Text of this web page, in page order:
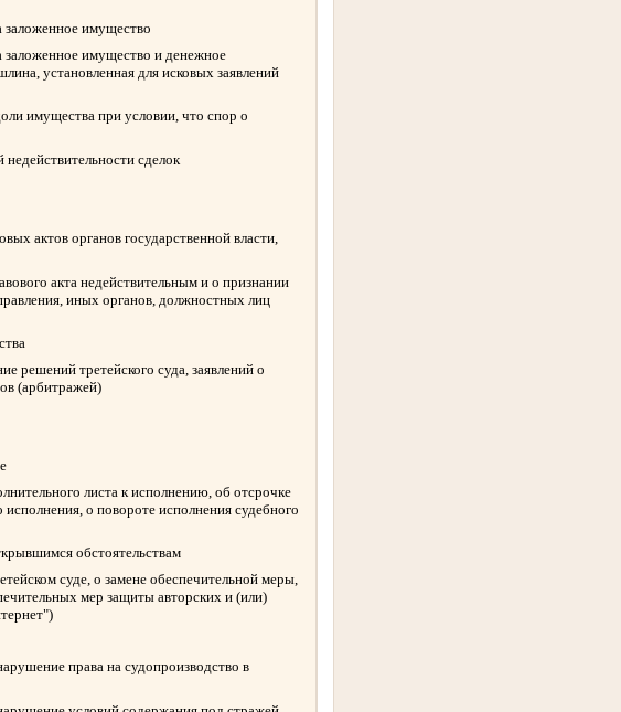
заложенное имущество
заложенное имущество и денежное
установленная для исковых заявлений
имущества при условии, что спор о
сделок
актов органов государственной власти,
акта недействительным и о признании
иных органов, должностных лиц
решений третейского суда, заявлений о
(арбитражей)
листа к исполнению, об отсрочке
о повороте исполнения судебного
обстоятельствам
суде, о замене обеспечительной меры,
мер защиты авторских и (или)
права на судопроизводство в